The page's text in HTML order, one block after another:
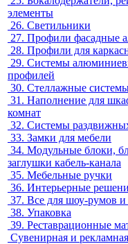
элементы
26. Светильники
27. Профили фасадные
28. Профили для
29. Системы
профилей
30. Стеллажные
31. Наполнение для
комнат
32. Системы
33. Замки для мебели
34. Модульные блоки,
заглушки кабель-канала
35. Мебельные ручки
36. Интерьерные
37. Все для шоу-румов и
38. Упаковка
39. Реставрационные
Сувенирная и